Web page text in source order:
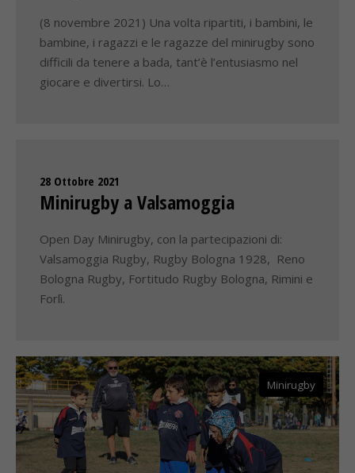
(8 novembre 2021) Una volta ripartiti, i bambini, le
bambine, i ragazzi e le ragazze del minirugby sono
difficili da tenere a bada, tant’è l’entusiasmo nel
giocare e divertirsi. Lo…
28 Ottobre 2021
Minirugby a Valsamoggia
Open Day Minirugby, con la partecipazioni di:
Valsamoggia Rugby, Rugby Bologna 1928, Reno
Bologna Rugby, Fortitudo Rugby Bologna, Rimini e
Forlì.
Minirugby